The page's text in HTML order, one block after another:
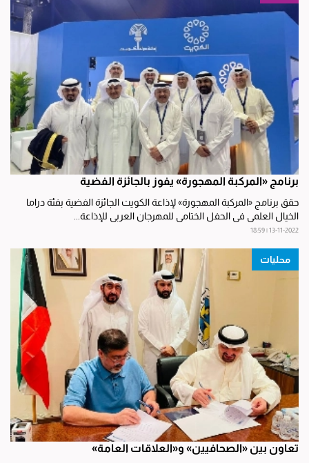
برنامج «المركبة المهجورة» يفوز بالجائزة الفضية
حقق برنامج «المركبة المهجورة» لإذاعة الكويت الجائزة الفضية بفئة دراما
الخيال العلمي في الحفل الختامي للمهرجان العربي للإذاعة...
13-11-2022 | 18:59
محليات
تعاون بين «الصحافيين» و«العلاقات العامة»